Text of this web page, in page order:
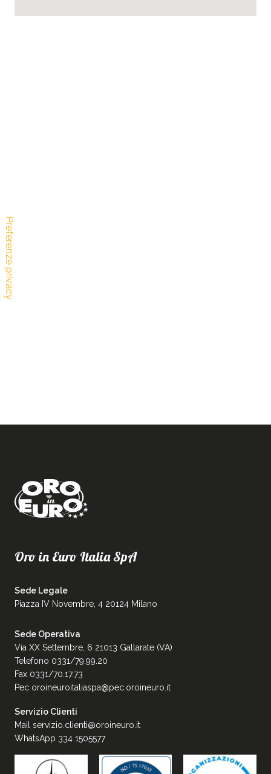
Oro in Euro Italia SpA
Sede Legale
Piazza IV Novembre, 4 20124 Milano
Sede Operativa
Via XX Settembre, 6 21013 Gallarate (VA)
Telefono 0331/79.99.20
Fax 0331/70.17.73
Pec oroineuroitaliaspa@pec.oroineuro.it
Servizio Clienti
Mail servizio.clienti@oroineuro.it
WhatsApp 334 1505577